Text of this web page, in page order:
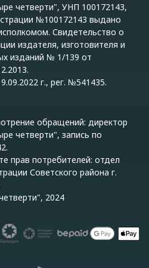
четверти", УНП 100172143,
№100172143 выдано
Свидетельство о
издателя, изготовителя и
изданий № 1/139 от
г., рег. №541435.
обращений: директор
четверти", запись по
прав потребителей: отдел
Советского района г.
2024